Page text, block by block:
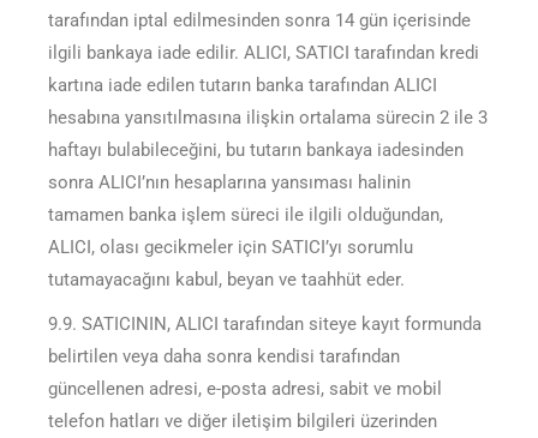
tarafından iptal edilmesinden sonra 14 gün içerisinde
ilgili bankaya iade edilir. ALICI, SATICI tarafından kredi
kartına iade edilen tutarın banka tarafından ALICI
hesabına yansıtılmasına ilişkin ortalama sürecin 2 ile 3
haftayı bulabileceğini, bu tutarın bankaya iadesinden
sonra ALICI’nın hesaplarına yansıması halinin
tamamen banka işlem süreci ile ilgili olduğundan,
ALICI, olası gecikmeler için SATICI’yı sorumlu
tutamayacağını kabul, beyan ve taahhüt eder.
9.9. SATICININ, ALICI tarafından siteye kayıt formunda
belirtilen veya daha sonra kendisi tarafından
güncellenen adresi, e-posta adresi, sabit ve mobil
telefon hatları ve diğer iletişim bilgileri üzerinden